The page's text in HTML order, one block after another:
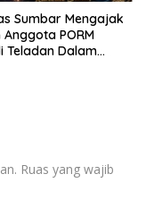
Sumbar Mengajak
Anggota PORM
Teladan Dalam
Ruas yang wajib